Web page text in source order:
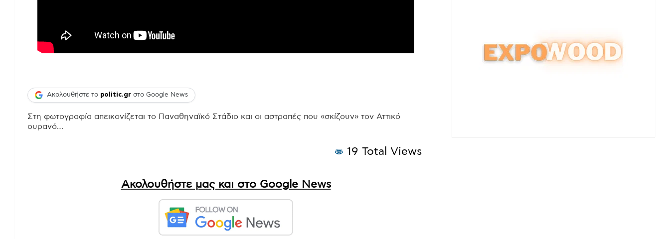
Ακολουθήστε το politic.gr στο Google News
Στη φωτογραφία απεικονίζεται το Παναθηναϊκό Στάδιο και οι αστραπές που «σκίζουν» τον Αττικό
ουρανό…
19 Total Views